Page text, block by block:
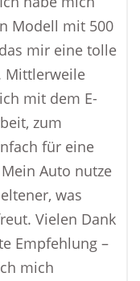
Modell mit 500
mir eine tolle
Mittlerweile
mit dem E-
zum
für eine
Auto nutze
was
Vielen Dank
Empfehlung –
mich